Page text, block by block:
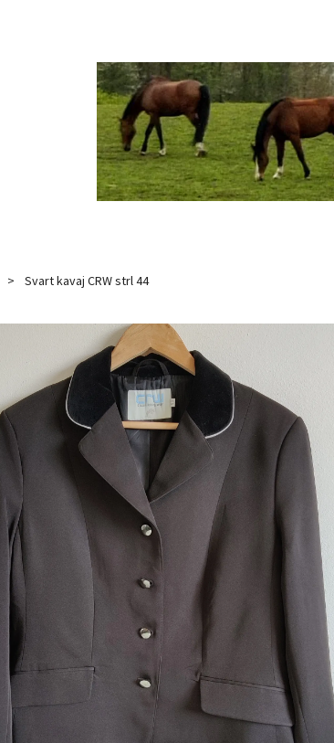
Svart kavaj CRW strl 44